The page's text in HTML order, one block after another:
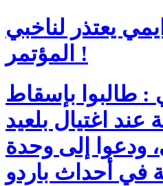
يعتذر لناخبي
المؤتمر !
: طالبوا بإسقاط
عند اغتيال بلعيد
ودعوا إلى وحدة